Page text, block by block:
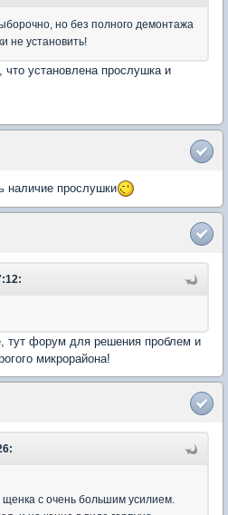
но без полного демонтажа
не установить!
установлена прослушка и
наличие прослушки
тут форум для решения проблем и
микрорайона!
щенка с очень большим усилием.